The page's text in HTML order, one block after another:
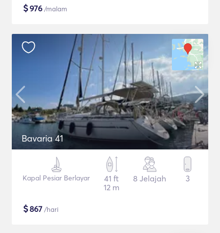
$976 /malam
Bavaria 41
Kapal Pesiar Berlayar
41 ft
12 m
8 Jelajah 3
$867 /hari